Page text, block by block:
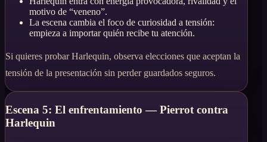
motivo de “veneno”.
La escena cambia el foco de curiosidad a tensión:
empieza a importar quién recibe tu atención.
Si quieres probar Harlequin, observa elecciones que aceptan la
tensión de la presentación sin perder guardados seguros.
Escena 5: El enfrentamiento — Pierrot contra
Harlequin